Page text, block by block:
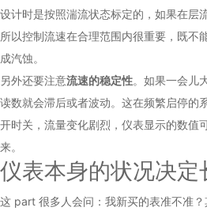
设计时是按照湍流状态标定的，如果在层
所以控制流速在合理范围内很重要，既不
成汽蚀。
另外还要注意流速的稳定性。如果一会儿
读数就会滞后或者波动。这在频繁启停的
开时关，流量变化剧烈，仪表显示的数值
来。
仪表本身的状况决定
这 part 很多人会问：我新买的表准不准